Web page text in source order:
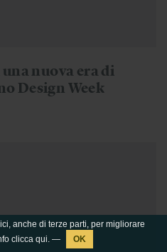
anche di terze parti, per migliorare
clicca qui. —
nuova era di
Design Week